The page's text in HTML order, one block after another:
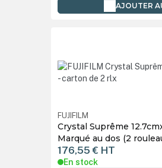
AJOUTER
FUJIFILM
Crystal Suprême
Marqué au dos (2
176,55 € HT
En stock